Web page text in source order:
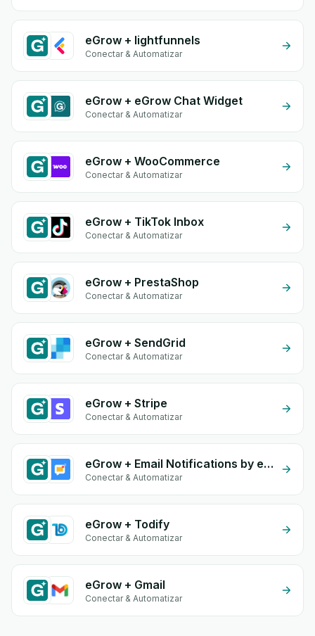
eGrow + lightfunnels
Conectar & Automatizar
eGrow + eGrow Chat Widget
Conectar & Automatizar
eGrow + WooCommerce
Conectar & Automatizar
eGrow + TikTok Inbox
Conectar & Automatizar
eGrow + PrestaShop
Conectar & Automatizar
eGrow + SendGrid
Conectar & Automatizar
eGrow + Stripe
Conectar & Automatizar
eGrow + Email Notifications by eGrow
Conectar & Automatizar
eGrow + Todify
Conectar & Automatizar
eGrow + Gmail
Conectar & Automatizar